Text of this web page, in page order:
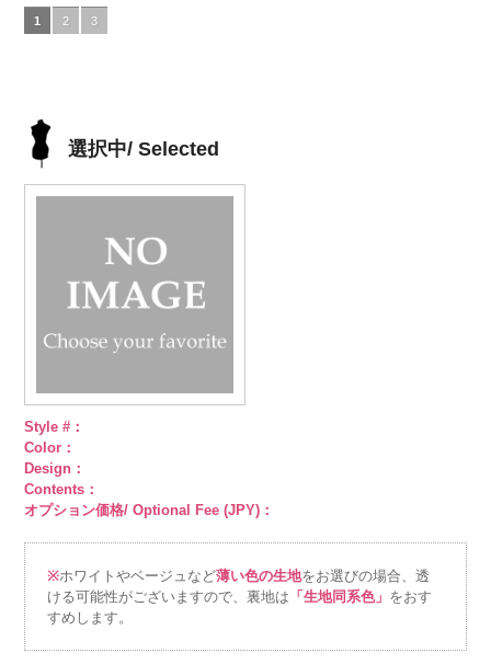
DOLCELABY、
FairyRose
5.jpg
AKL5300-5
ラ100％
DOLCELABY、
FairyRose
6000
DOLCELABY、
FairyRose
6000
6000
グレー
(AK105-
59.jpg
AK105-59 グ
レー
ペイズ
リー柄 キュ
プラ100％
AK105-58
グ
リーン ペイ
ズリー柄 キ
ュプラ100％
FairyRose
6000
ズリー柄
1 2 3
選択中/ Selected
Style #：
Color：
Design：
Contents：
オプション価格/ Optional Fee (JPY)：
※ホワイトやベージュなど薄い色の生地をお選びの場合、透
ける可能性がございますので、裏地は 「生地同系色」 をおす
すめします。